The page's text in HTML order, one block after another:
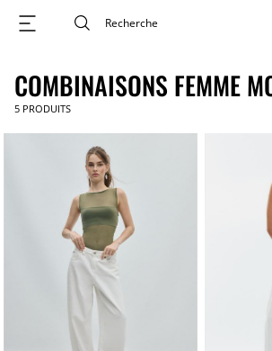
COMBINAISONS FEMME
5 PRODUITS